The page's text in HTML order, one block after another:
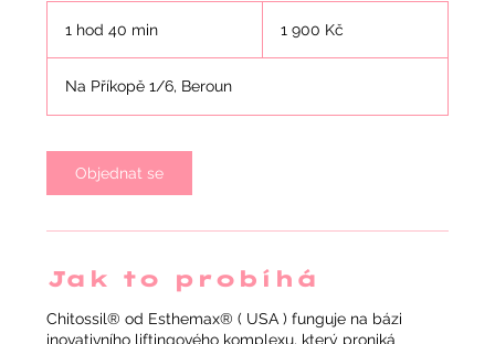
1 hod 40 min
4
0
i
n
korun1 900 Kč
Na Příkopě 1/6, Beroun
Objednat se
Jak to probíhá
Chitossil® od Esthemax® ( USA ) funguje na bázi
inovativního liftingového komplexu, který proniká